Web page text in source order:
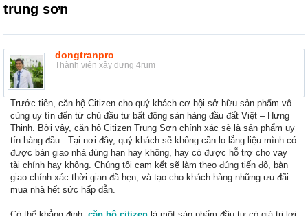
trung sơn
dongtranpro
Thành viên xây dựng 4rum
Trước tiên, căn hộ Citizen cho quý khách cơ hội sở hữu sản phẩm vô
cùng uy tín đến từ chủ đầu tư bất động sản hàng đầu đất Việt – Hưng
Thịnh. Bởi vậy, căn hộ Citizen Trung Sơn chính xác sẽ là sản phẩm uy
tín hàng đầu . Tại nơi đây, quý khách sẽ không cần lo lắng liệu mình có
được bàn giao nhà đúng hạn hay không, hay có được hỗ trợ cho vay
tài chính hay không. Chúng tôi cam kết sẽ làm theo đúng tiến độ, bàn
giao chính xác thời gian đã hẹn, và tạo cho khách hàng những ưu đãi
mua nhà hết sức hấp dẫn.